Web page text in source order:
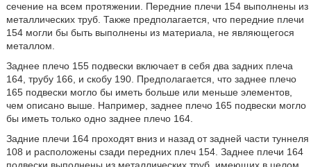
сечение на всем протяжении. Передние плечи 154 выполнены из
металлических труб. Также предполагается, что передние плечи
154 могли бы быть выполнены из материала, не являющегося
металлом.
Заднее плечо 155 подвески включает в себя два задних плеча
164, трубу 166, и скобу 190. Предполагается, что заднее плечо
165 подвески могло бы иметь больше или меньше элементов,
чем описано выше. Например, заднее плечо 165 подвески могло
бы иметь только одно заднее плечо 164.
Задние плечи 164 проходят вниз и назад от задней части туннеля
108 и расположены сзади передних плеч 154. Заднее плечи 164